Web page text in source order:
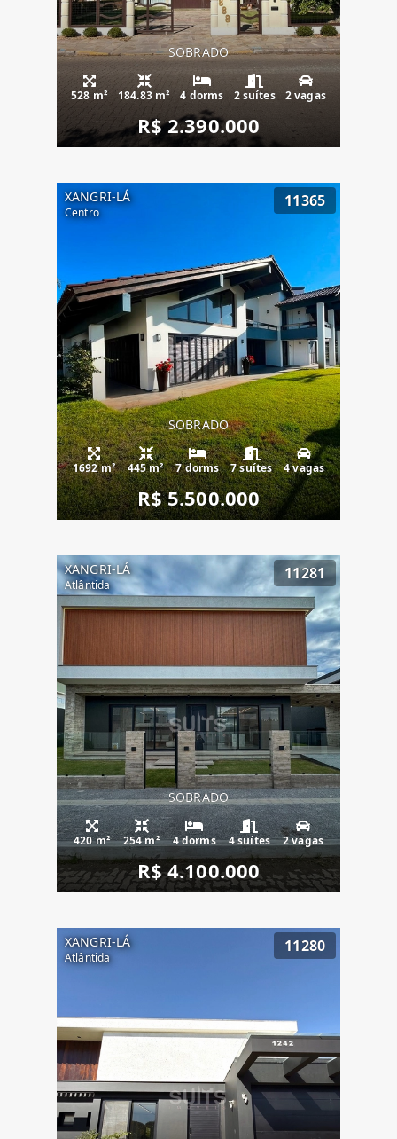
SOBRADO
528 m² 184.83 m² 4 dorms 2 suítes 2 vagas
R$ 2.390.000
XANGRI-LÁ
Centro
11365
SOBRADO
1692 m² 445 m² 7 dorms 7 suítes 4 vagas
R$ 5.500.000
XANGRI-LÁ
Atlântida
11281
SOBRADO
420 m² 254 m² 4 dorms 4 suítes 2 vagas
R$ 4.100.000
XANGRI-LÁ
Atlântida
11280